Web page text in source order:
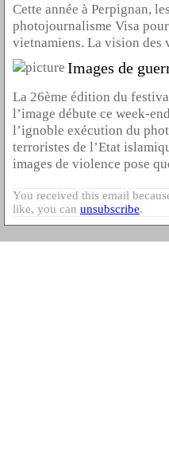
Cette année à Perpignan,
photojournalisme Visa
vietnamiens. La vision des
Images de
La 26ème édition du
l’image débute ce week-
l’ignoble exécution du
terroristes de l’Etat
images de violence pose
You received this email
like, you can unsubscribe.